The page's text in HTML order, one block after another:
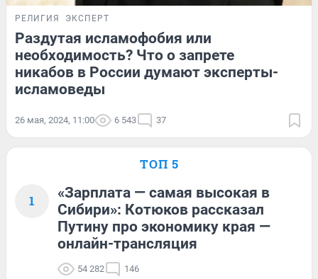
РЕЛИГИЯ ЭКСПЕРТ
Раздутая исламофобия или
необходимость? Что о запрете
никабов в России думают эксперты-
исламоведы
26 мая, 2024, 11:00 6 543 37
ТОП 5
1
«Зарплата — самая высокая в
Сибири»: Котюков рассказал
Путину про экономику края —
онлайн-трансляция
54 282 146